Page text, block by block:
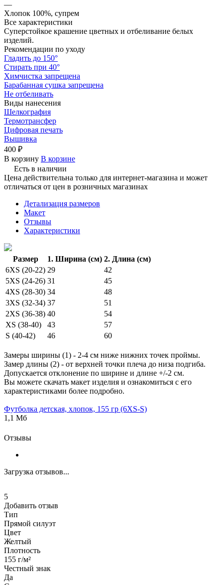
—
Хлопок 100%, супрем
Все характеристики
Cуперстойкое крашение цветных и отбеливание белых
изделий.
Рекомендации по уходу
Гладить до 150°
Стирать при 40°
Химчистка запрещена
Барабанная сушка запрещена
Не отбеливать
Виды нанесения
Шелкография
Термотрансфер
Цифровая печать
Вышивка
400 ₽
В корзину В корзине
Есть в наличии
Цена действительна только для интернет-магазина и может
отличаться от цен в розничных магазинах
Детализация размеров
Макет
Отзывы
Характеристики
Размер 1. Ширина (см) 2. Длина (см)
6XS (20-22) 29
42
5XS (24-26) 31
45
4XS (28-30) 34
48
3XS (32-34) 37
51
2XS (36-38) 40
54
XS (38-40)
43
57
S (40-42)
46 60
Замеры ширины (1) - 2-4 см ниже нижних точек проймы.
Замер длины (2) - от верхней точки плеча до низа подгиба.
Допускается отклонение по ширине и длине +/-2 см.
Вы можете скачать макет изделия и ознакомиться с его
характеристиками более подробно.
Футболка детская, хлопок, 155 гр (6XS-S)
1,1 Мб
Отзывы
Загрузка отзывов...
5
Добавить отзыв
Тип
Прямой силуэт
Цвет
Желтый
Плотность
155 г/м²
Честный знак
Да